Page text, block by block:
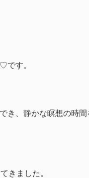
です。
き、静かな瞑想の時
きました。